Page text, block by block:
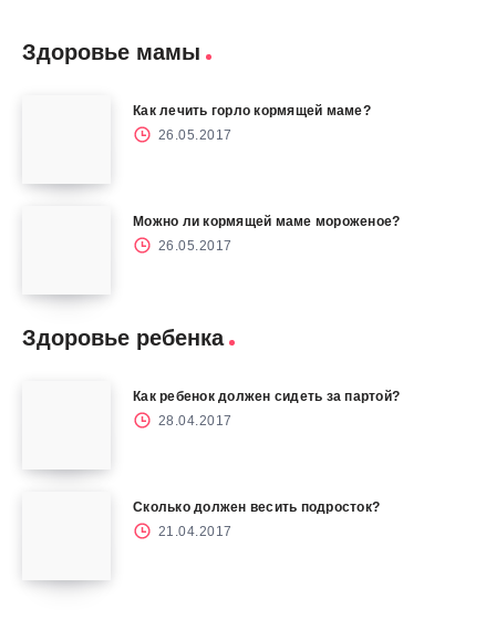
Здоровье мамы
Как лечить горло кормящей маме?
26.05.2017
Можно ли кормящей маме мороженое?
26.05.2017
Здоровье ребенка
Как ребенок должен сидеть за партой?
28.04.2017
Сколько должен весить подросток?
21.04.2017